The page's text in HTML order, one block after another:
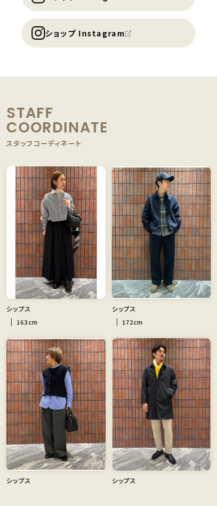
ショップ Instagram
STAFF
COORDINATE
スタッフコーディネート
シップス
163cm
シップス
172cm
シップス シップス